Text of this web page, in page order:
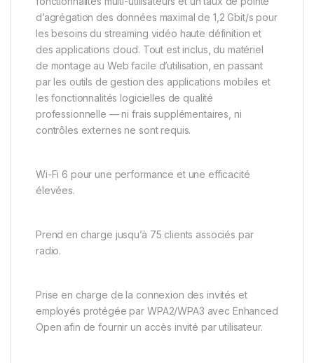
d’agrégation des données maximal de 1,2 Gbit/s pour
les besoins du streaming vidéo haute définition et
des applications cloud. Tout est inclus, du matériel
de montage au Web facile d’utilisation, en passant
par les outils de gestion des applications mobiles et
les fonctionnalités logicielles de qualité
professionnelle — ni frais supplémentaires, ni
contrôles externes ne sont requis.
Wi-Fi 6 pour une performance et une efficacité
élevées.
Prend en charge jusqu’à 75 clients associés par
radio.
Prise en charge de la connexion des invités et
employés protégée par WPA2/WPA3 avec Enhanced
Open afin de fournir un accès invité par utilisateur.